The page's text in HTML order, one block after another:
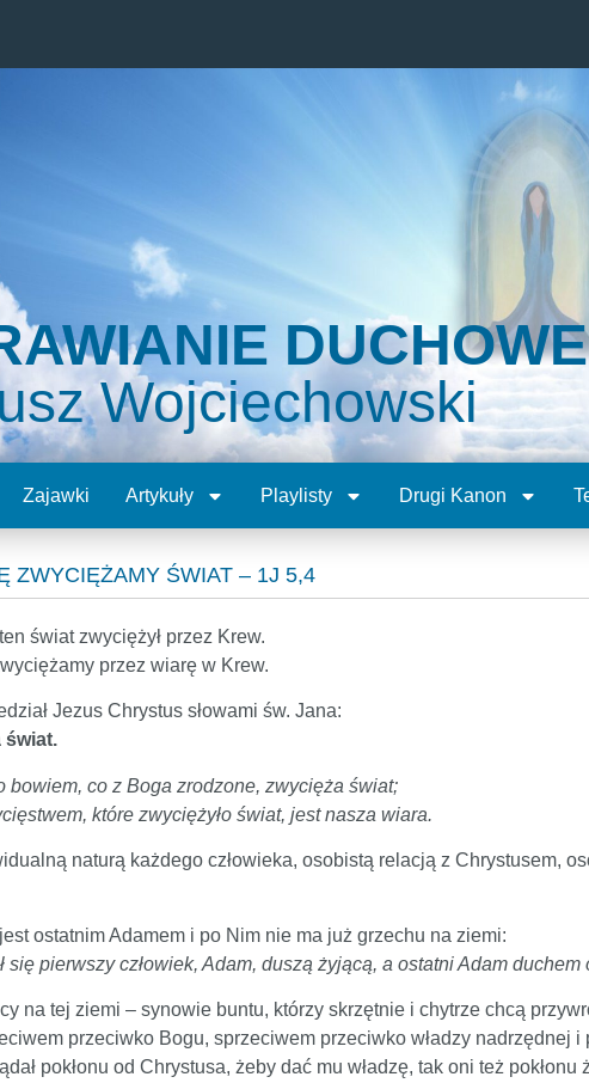
DUCHOWE
Wojciechowski
Zajawki Artykuły Playlisty Drugi Kanon
ZWYCIĘŻAMY ŚWIAT – 1J 5,4
świat zwyciężył przez Krew.
przez wiarę w Krew.
Jezus Chrystus słowami św. Jana:
świat.
bowiem, co z Boga zrodzone, zwycięża świat;
które zwyciężyło świat, jest nasza wiara.
naturą każdego człowieka, osobistą relacją z Chrystusem,
ostatnim Adamem i po Nim nie ma już grzechu na ziemi:
się pierwszy człowiek, Adam, duszą żyjącą, a ostatni Adam duchem
na tej ziemi – synowie buntu, którzy skrzętnie i chytrze chcą
przeciwko Bogu, sprzeciwem przeciwko władzy nadrzędnej i
pokłonu od Chrystusa, żeby dać mu władzę, tak oni też